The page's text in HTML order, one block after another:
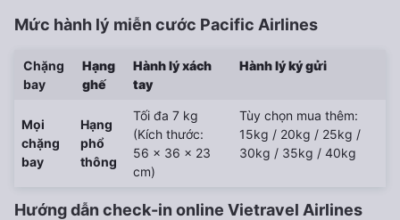
Mức hành lý miễn cước Pacific Airlines
Chặng
bay
Hạng
ghế
Hành lý xách
tay
Hành lý ký gửi
Mọi
chặng
bay
Hạng
phổ
thông
Tối đa 7 kg
(Kích thước:
56 x 36 x 23
cm)
Tùy chọn mua thêm:
15kg / 20kg / 25kg /
30kg / 35kg / 40kg
Hướng dẫn check-in online Vietravel Airlines